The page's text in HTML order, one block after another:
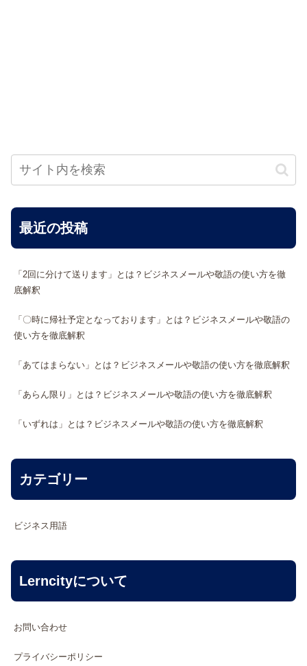
最近の投稿
「2回に分けて送ります」とは？ビジネスメールや敬語の使い方を徹
底解釈
「〇時に帰社予定となっております」とは？ビジネスメールや敬語の
使い方を徹底解釈
「あてはまらない」とは？ビジネスメールや敬語の使い方を徹底解釈
「あらん限り」とは？ビジネスメールや敬語の使い方を徹底解釈
「いずれは」とは？ビジネスメールや敬語の使い方を徹底解釈
カテゴリー
ビジネス用語
Lerncityについて
お問い合わせ
プライバシーポリシー